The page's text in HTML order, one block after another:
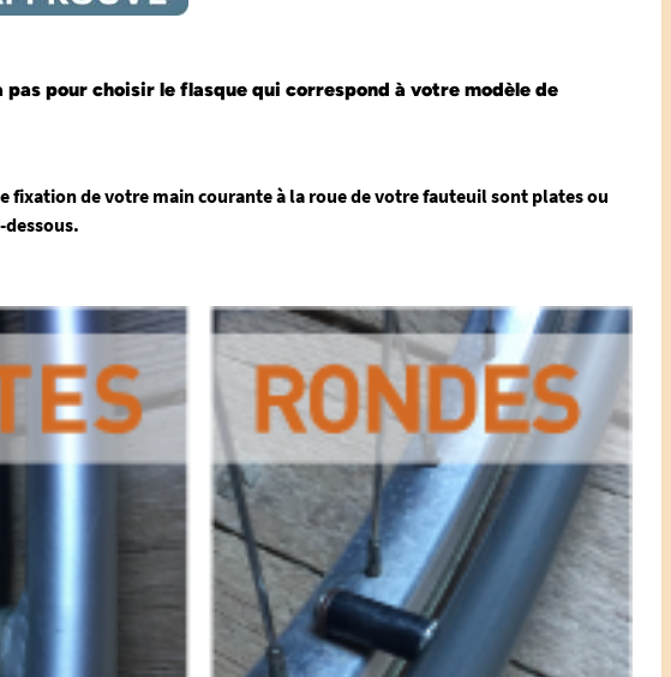
pas pour choisir le flasque qui correspond à votre modèle de
fixation de votre main courante à la roue de votre fauteuil sont plates ou